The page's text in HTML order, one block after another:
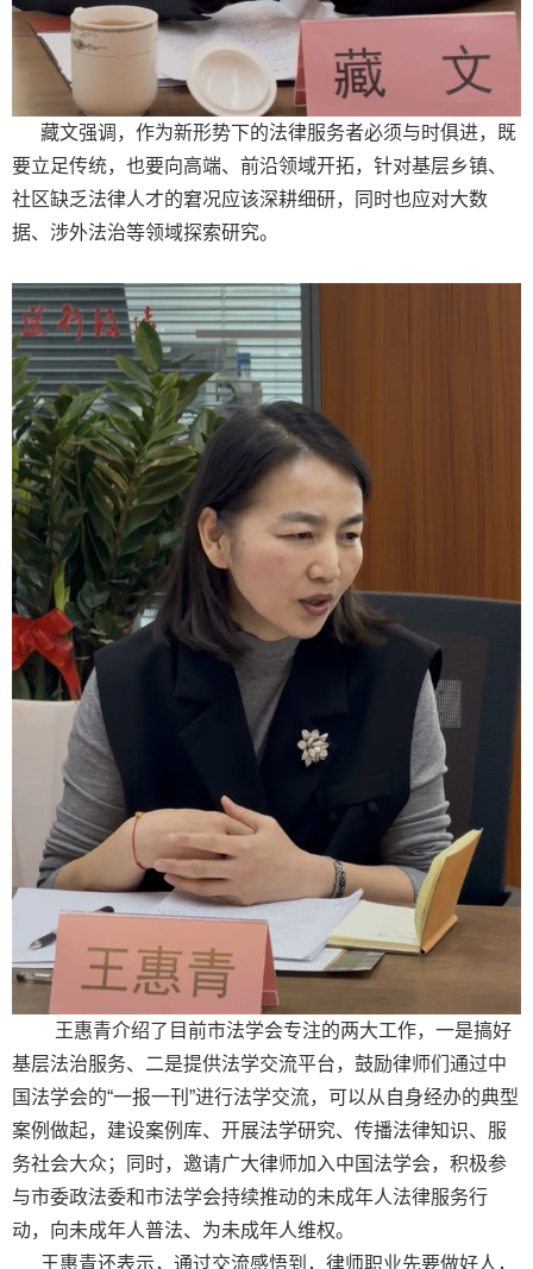
藏文强调，作为新形势下的法律服务者必须与时俱进，既
要立足传统，也要向高端、前沿领域开拓，针对基层乡镇、
社区缺乏法律人才的窘况应该深耕细研，同时也应对大数
据、涉外法治等领域探索研究。
王惠青介绍了目前市法学会专注的两大工作，一是搞好
基层法治服务、二是提供法学交流平台，鼓励律师们通过中
国法学会的“一报一刊”进行法学交流，可以从自身经办的典型
案例做起，建设案例库、开展法学研究、传播法律知识、服
务社会大众；同时，邀请广大律师加入中国法学会，积极参
与市委政法委和市法学会持续推动的未成年人法律服务行
动，向未成年人普法、为未成年人维权。
王惠青还表示，通过交流感悟到，律师职业先要做好人，